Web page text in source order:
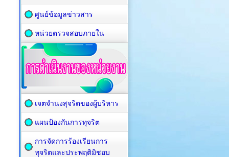
ศูนย์ข้อมูลข่าวสาร
หน่วยตรวจสอบภายใน
เจตจำนงสุจริตของผู้บริหาร
แผนป้องกันการทุจริต
การจัดการร้องเรียนการ
ทุจริตและประพฤติมิชอบ